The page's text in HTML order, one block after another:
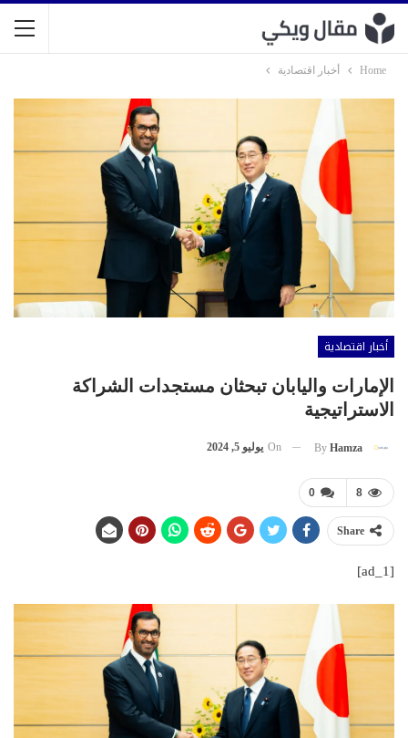
Home أخبار اقتصادية
أخبار اقتصادية
الإمارات واليابان تبحثان مستجدات الشراكة
الاستراتيجية
By Hamza
On يوليو 5, 2024
0 8
Share
[ad_1]